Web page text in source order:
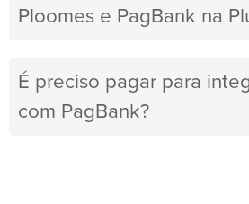
Ploomes e PagBank na
É preciso pagar para
com PagBank?